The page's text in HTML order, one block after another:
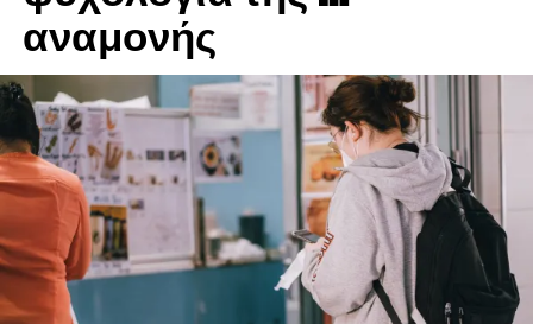
DON'T MISS
Οικογένεια: Το πρώτο σχολείο της ζωής.
αναμονής